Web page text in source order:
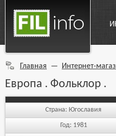
Главная — Интернет-
Европа . Фольклор .
Страна: Югославия
Год: 1981